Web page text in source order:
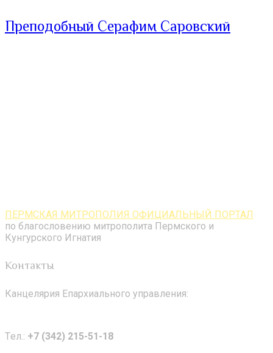
Преподобный Серафим Саровский
ПЕРМСКАЯ МИТРОПОЛИЯ ОФИЦИАЛЬНЫЙ ПОРТАЛ
по благословению митрополита Пермского и
Кунгурского Игнатия
Контакты
Канцелярия Епархиального управления:
Tел.: +7 (342) 215-51-18